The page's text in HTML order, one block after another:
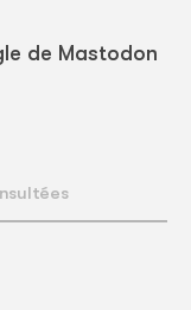
de Mastodon